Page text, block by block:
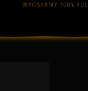
WYCISKAMY 100%